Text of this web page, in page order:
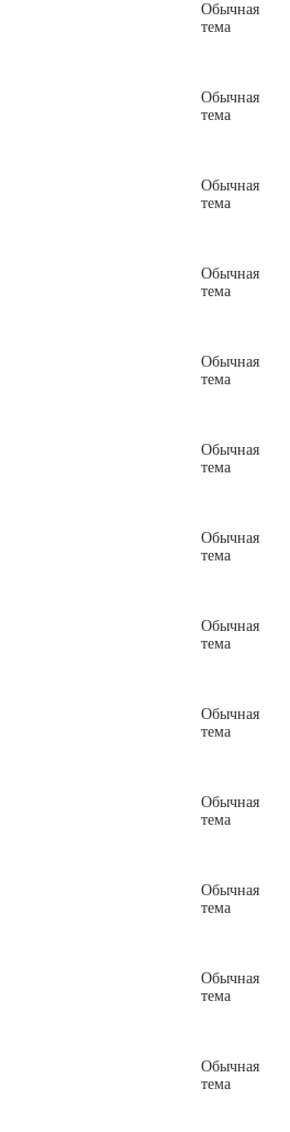
Обычная
тема
Обычная
тема
Обычная
тема
Обычная
тема
Обычная
тема
Обычная
тема
Обычная
тема
Обычная
тема
Обычная
тема
Обычная
тема
Обычная
тема
Обычная
тема
Обычная
тема